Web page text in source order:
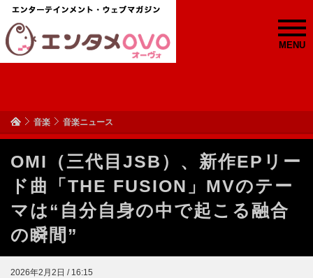
MENU
音楽 音楽ニュース
OMI（三代目JSB）、新作EPリー
ド曲「THE FUSION」MVのテー
マは“自分自身の中で起こる融合
の瞬間”
2026年2月2日 / 16:15